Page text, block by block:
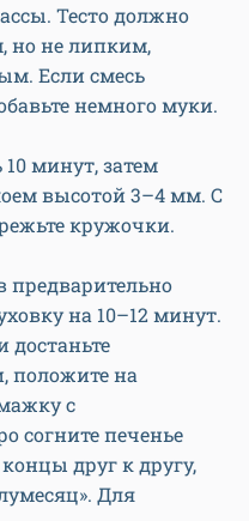
Тесто должно
но не липким,
Если смесь
немного муки.
10 минут, затем
высотой 3–4 мм. С
кружочки.
предварительно
на 10–12 минут.
достаньте
положите на
с
согните печенье
друг к другу,
Для